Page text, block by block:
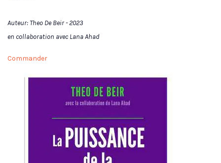
Auteur: Theo De Beir - 2023
en collaboration avec Lana Ahad
Commander